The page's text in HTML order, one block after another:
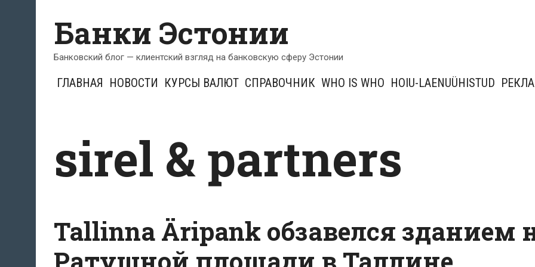
содержимому
Банки Эстонии
Банковский блог — клиентский взгляд на банковскую сферу Эстонии
ГЛАВНАЯ НОВОСТИ КУРСЫ ВАЛЮТ СПРАВОЧНИК WHO IS WHO HOIU-LAENUÜHISTUD
sirel & partners
Tallinna Äripank обзавелся зданием